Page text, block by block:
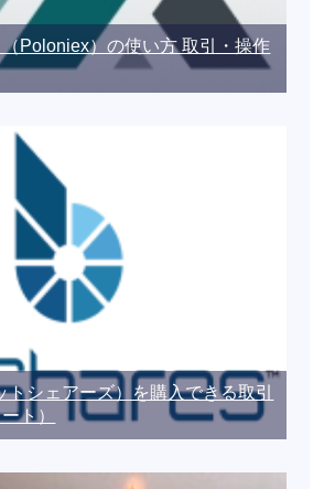
Poloniex）の使い方 取引・操作
トシェアーズ）を購入できる取引
ト）